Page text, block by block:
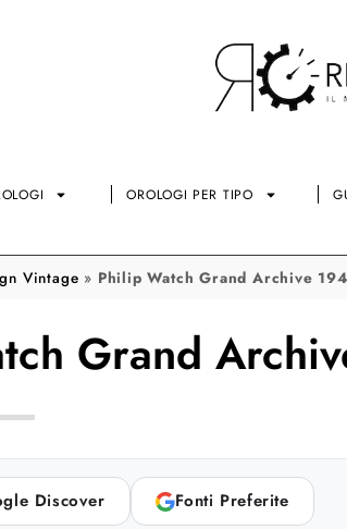
OROLOGI PER TIPO
Vintage » Philip Watch Grand Archive
Grand
Discover Fonti Preferite